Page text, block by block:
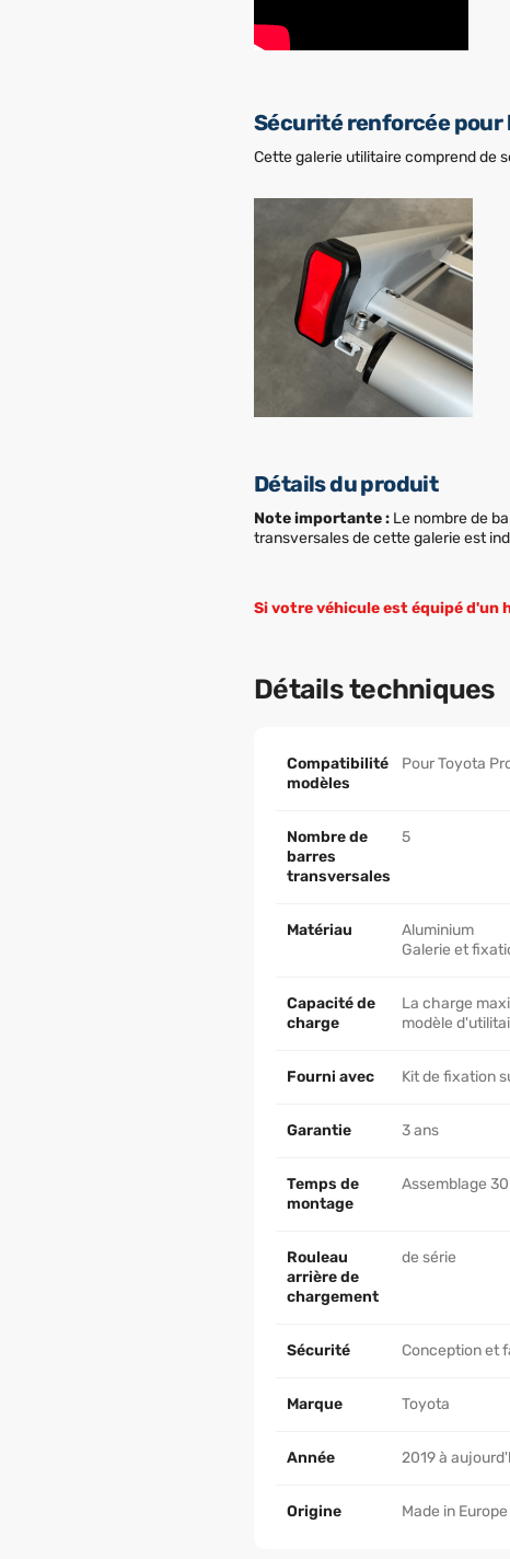
Sécurité renforcée pour
Cette galerie utilitaire comprend de
Détails du produit
Note importante : Le nombre de
transversales de cette galerie est
Si votre véhicule est équipé d'un
Détails techniques
Compatibilité
modèles
Pour Toyota
Nombre de
barres
transversales
5
Matériau
Aluminium
Galerie et
Capacité de
charge
La charge
modèle
Fourni avec Kit de fixation
Garantie 3 ans
Temps de
montage
Assemblage
Rouleau
arrière de
chargement
de série
Sécurité Conception et
Marque Toyota
Année 2019 à
Origine Made in Europe